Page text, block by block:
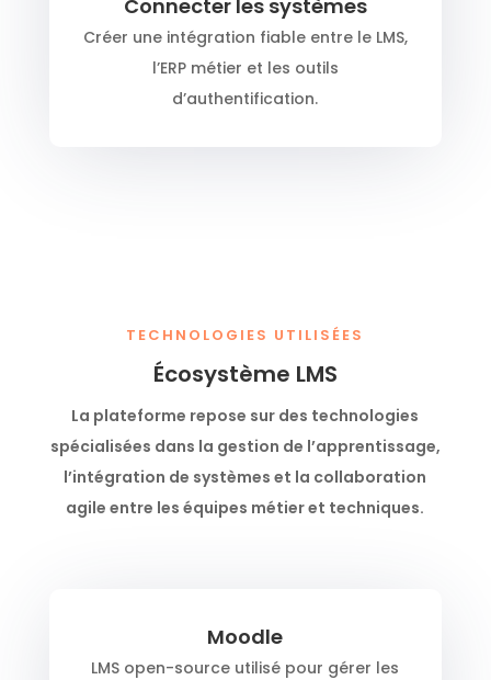
Connecter les systèmes
Créer une intégration fiable entre le LMS,
l’ERP métier et les outils
d’authentification.
TECHNOLOGIES UTILISÉES
Écosystème LMS
La plateforme repose sur des technologies
spécialisées dans la gestion de l’apprentissage,
l’intégration de systèmes et la collaboration
agile entre les équipes métier et techniques.
Moodle
LMS open-source utilisé pour gérer les